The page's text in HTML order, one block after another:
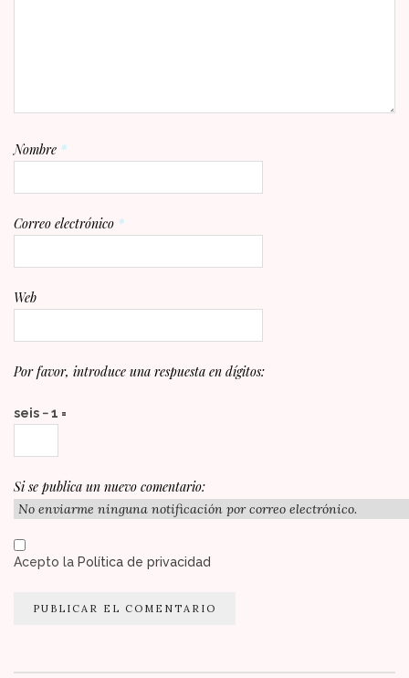
Nombre *
Correo electrónico *
Web
Por favor, introduce una respuesta en dígitos:
seis − 1 =
Si se publica un nuevo comentario:
Acepto la Política de privacidad